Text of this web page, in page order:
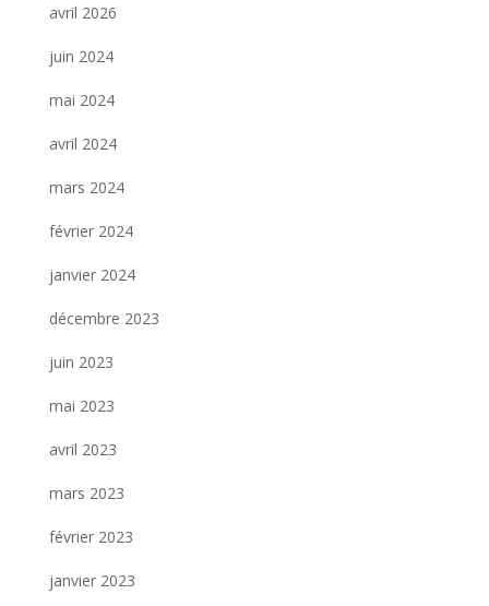
avril 2026
juin 2024
mai 2024
avril 2024
mars 2024
février 2024
janvier 2024
décembre 2023
juin 2023
mai 2023
avril 2023
mars 2023
février 2023
janvier 2023